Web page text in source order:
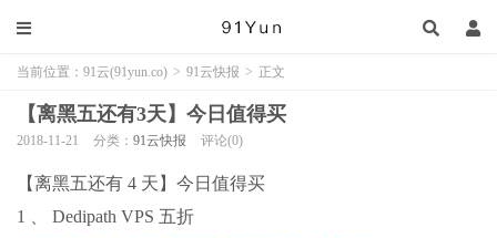
当前位置： 91云(91yun.co) > 91云快报 > 正文
【离黑五还有3天】今日值得买
2018-11-21 分类： 91云快报 评论(0)
【离黑五还有 4 天】今日值得买
1 、 Dedipath VPS 五折